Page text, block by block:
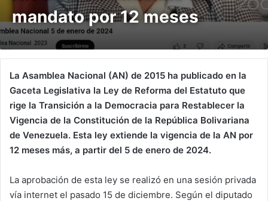
mandato por 12 meses
La Asamblea Nacional (AN) de 2015 ha publicado en la
Gaceta Legislativa la Ley de Reforma del Estatuto que
rige la Transición a la Democracia para Restablecer la
Vigencia de la Constitución de la República Bolivariana
de Venezuela. Esta ley extiende la vigencia de la AN por
12 meses más, a partir del 5 de enero de 2024.
La aprobación de esta ley se realizó en una sesión privada
vía internet el pasado 15 de diciembre. Según el diputado